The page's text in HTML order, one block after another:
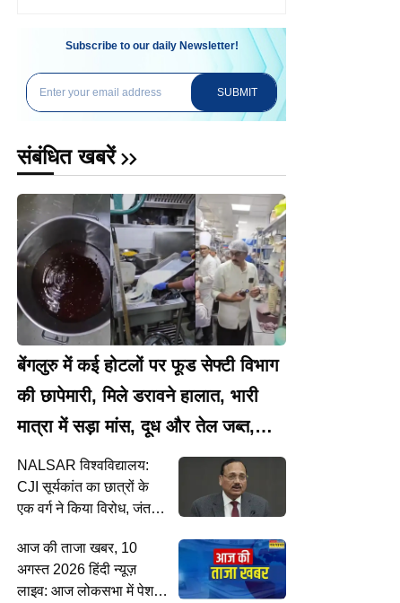
Subscribe to our daily Newsletter!
SUBMIT
संबंधित खबरें
बेंगलुरु में कई होटलों पर फूड सेफ्टी विभाग
की छापेमारी, मिले डरावने हालात, भारी
मात्रा में सड़ा मांस, दूध और तेल जब्त,
मशहूर पब सील
NALSAR विश्वविद्यालय:
CJI सूर्यकांत का छात्रों के
एक वर्ग ने किया विरोध, जंतर-
हवाला
आज की ताजा खबर, 10
अगस्त 2026 हिंदी न्यूज़
लाइव: आज लोकसभा में पेश